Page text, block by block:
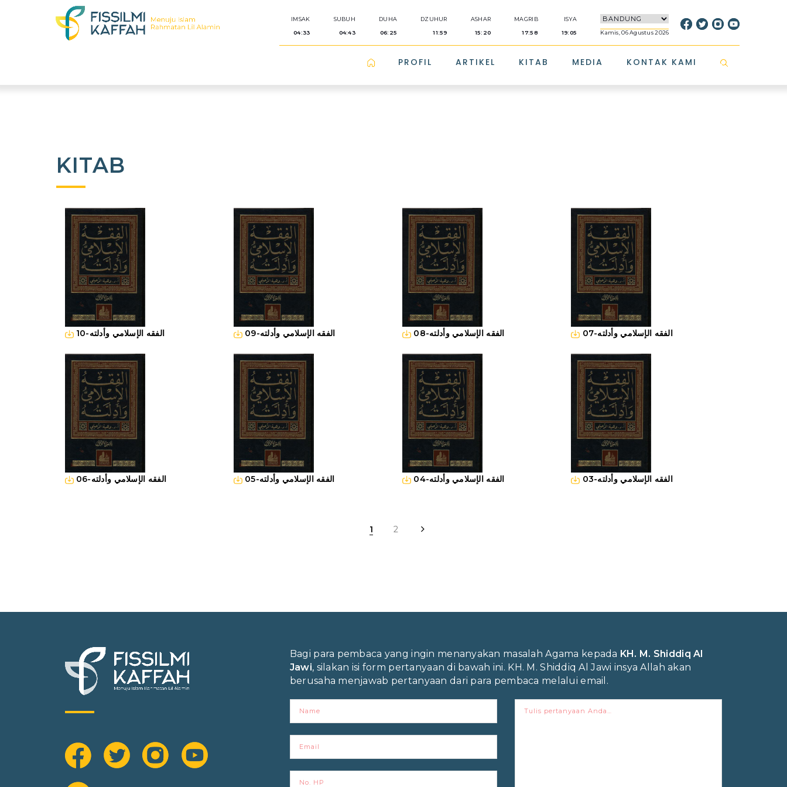
IMSAK
04:33
SUBUH
04:43
DUHA
06:25
DZUHUR
11:59
ASHAR
15:20
MAGRIB
17:58
ISYA
19:05 Kamis, 06 Agustus 2026
PROFIL ARTIKEL KITAB MEDIA KONTAK KAMI
KITAB
10-الفقه الإسلامي وأدلته 09-الفقه الإسلامي وأدلته 08-الفقه الإسلامي وأدلته 07-الفقه الإسلامي وأدلته
06-الفقه الإسلامي وأدلته 05-الفقه الإسلامي وأدلته 04-الفقه الإسلامي وأدلته 03-الفقه الإسلامي وأدلته
1 2
Bagi para pembaca yang ingin menanyakan masalah Agama kepada KH. M. Shiddiq Al
Jawi, silakan isi form pertanyaan di bawah ini. KH. M. Shiddiq Al Jawi insya Allah akan
berusaha menjawab pertanyaan dari para pembaca melalui email.